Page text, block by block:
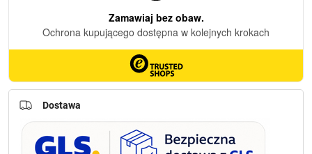
Dostawa